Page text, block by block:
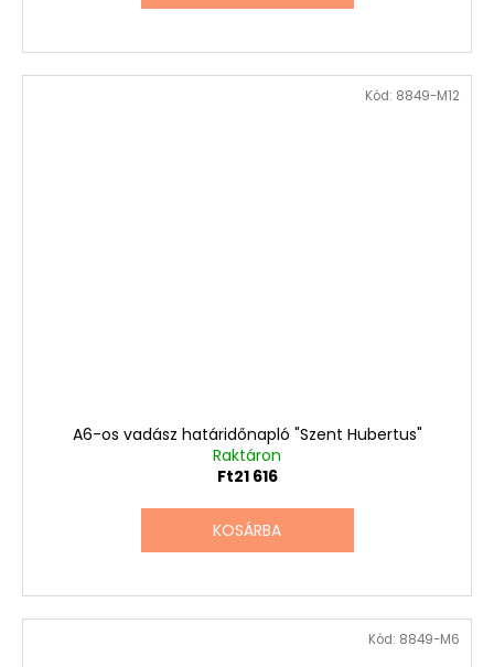
A6-os vadász határidőnapló "Szent Hubertus"
Raktáron
Ft21 616
KOSÁRBA
Kód: 8849-M12
Kód: 8849-M6